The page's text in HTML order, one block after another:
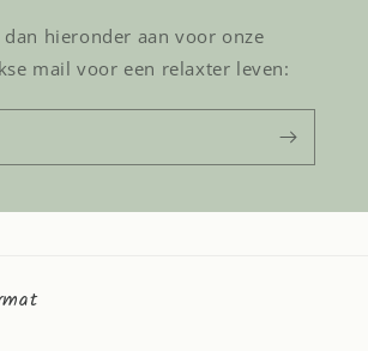
dan hieronder aan voor onze
mail voor een relaxter leven: